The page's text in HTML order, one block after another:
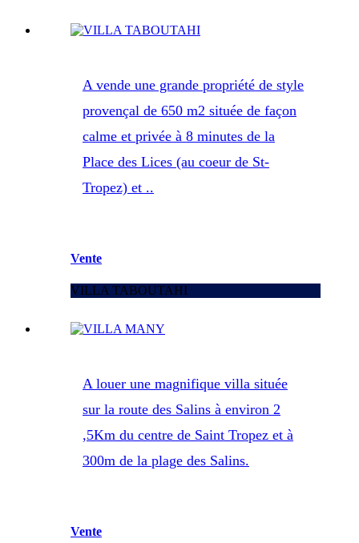
A vende une grande propriété de style
provençal de 650 m2 située de façon
calme et privée à 8 minutes de la
Place des Lices (au coeur de St-
Tropez) et ..
Vente
VILLA TABOUTAHI
A louer une magnifique villa située
sur la route des Salins à environ 2
,5Km du centre de Saint Tropez et à
300m de la plage des Salins.
Vente